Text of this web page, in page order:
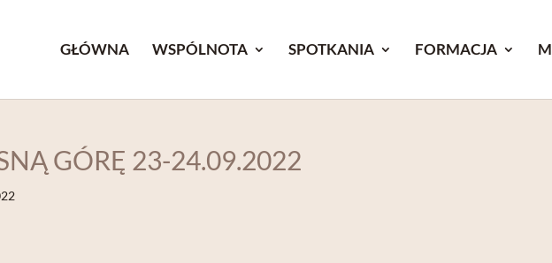
GŁÓWNA WSPÓLNOTA SPOTKANIA FORMACJA
GÓRĘ 23-24.09.2022